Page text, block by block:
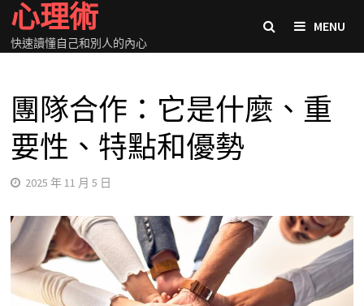
Skip
content
心理術
快速讀懂自己和別人的內心
MENU
團隊合作：它是什麼、重
要性、特點和優勢
2025 年 11 月 5 日